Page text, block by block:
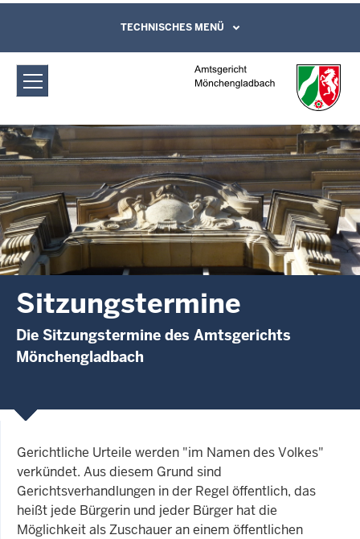
Amtsgericht Mönchengladbach:
Sitzungstermine
Direkt zum Inhalt
Leichte Sprache, Gebärdensprachenvideo
und Kontaktformular
TECHNISCHES MENÜ
Sitzungstermine
Die Sitzungstermine des Amtsgerichts
Mönchengladbach
Gerichtliche Urteile werden "im Namen des Volkes"
verkündet. Aus diesem Grund sind
Gerichtsverhandlungen in der Regel öffentlich, das
heißt jede Bürgerin und jeder Bürger hat die
Möglichkeit als Zuschauer an einem öffentlichen